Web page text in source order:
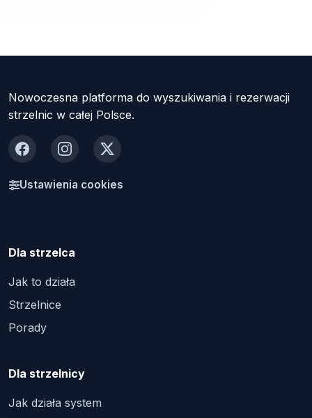
Nowoczesna platforma do wyszukiwania i rezerwacji
strzelnic w całej Polsce.
FacebookInstagram
X
Ustawienia cookies
Dla strzelca
Jak to działa
Strzelnice
Porady
Dla strzelnicy
Jak działa system